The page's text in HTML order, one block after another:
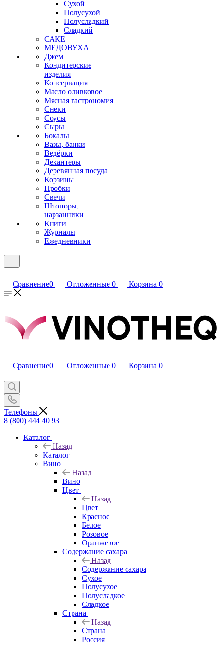
Сухой
Полусухой
Полусладкий
Сладкий
САКЕ
МЕДОВУХА
Джем
Кондитерские
изделия
Консервация
Масло оливковое
Мясная гастрономия
Снеки
Соусы
Сыры
Бокалы
Вазы, банки
Ведёрки
Декантеры
Деревянная посуда
Корзины
Пробки
Свечи
Штопоры,
нарзанники
Книги
Журналы
Ежедневники
Сравнение0 Отложенные 0 Корзина 0
Сравнение0 Отложенные 0 Корзина 0
Телефоны
8 (800) 444 40 93
Каталог
Назад
Каталог
Вино
Назад
Вино
Цвет
Назад
Цвет
Красное
Белое
Розовое
Оранжевое
Содержание сахара
Назад
Содержание сахара
Сухое
Полусухое
Полусладкое
Сладкое
Страна
Назад
Страна
Россия